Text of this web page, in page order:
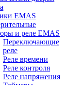
EMAS
и реле EMAS
Переключающие
реле
Реле времени
Реле контроля
Реле напряжения